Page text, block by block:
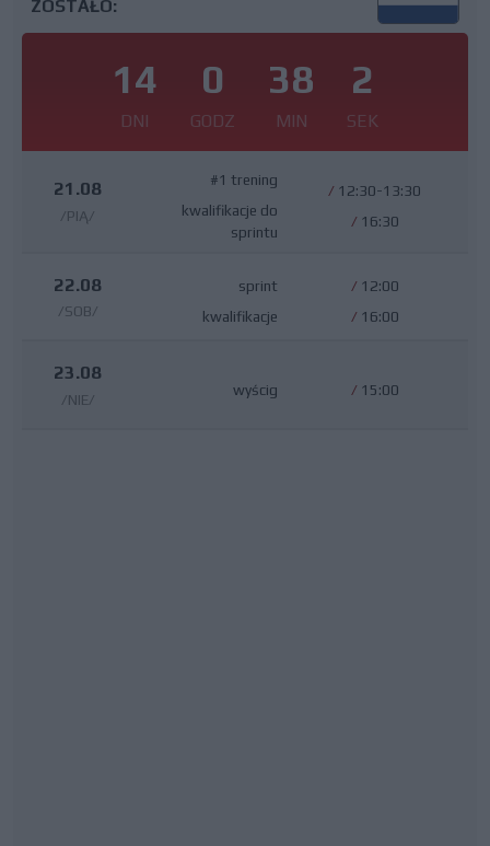
ZOSTAŁO:
14
DNI
0
GODZ
38
MIN
1
SEK
21.08
/PIĄ/
#1 trening
kwalifikacje do
sprintu
/ 12:30-13:30
/ 16:30
22.08
/SOB/
sprint
kwalifikacje
/ 12:00
/ 16:00
23.08
/NIE/
wyścig / 15:00